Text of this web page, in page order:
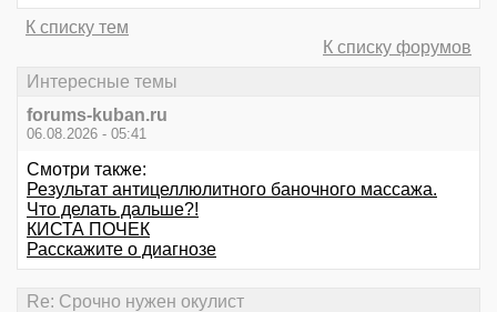
К списку тем
К списку форумов
Интересные темы
forums-kuban.ru
06.08.2026 - 05:41
Смотри также:
Результат антицеллюлитного баночного массажа.
Что делать дальше?!
КИСТА ПОЧЕК
Расскажите о диагнозе
Re: Срочно нужен окулист